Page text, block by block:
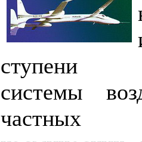
ступени
системы
частных